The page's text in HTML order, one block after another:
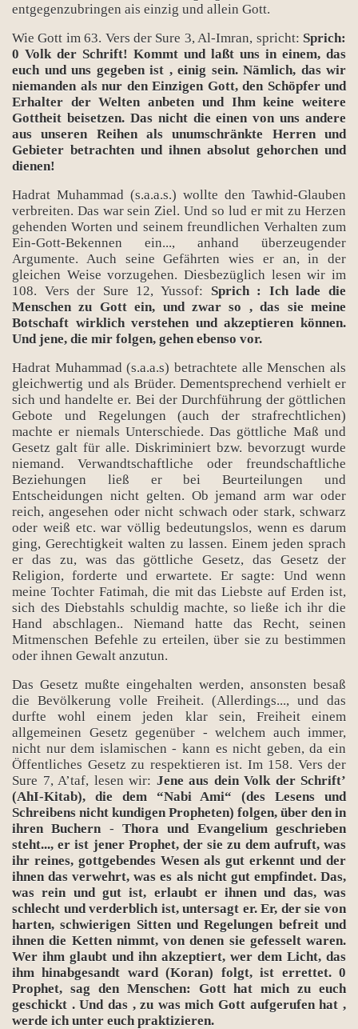
entgegenzubringen ais einzig und allein Gott.
Wie Gott im 63. Vers der Sure 3, Al-Imran, spricht: Sprich:
0 Volk der Schrift! Kommt und laßt uns in einem, das
euch und uns gegeben ist , einig sein. Nämlich, das wir
niemanden als nur den Einzigen Gott, den Schöpfer und
Erhalter der Welten anbeten und Ihm keine weitere
Gottheit beisetzen. Das nicht die einen von uns andere
aus unseren Reihen als unumschränkte Herren und
Gebieter betrachten und ihnen absolut gehorchen und
dienen!
Hadrat Muhammad (s.a.a.s.) wollte den Tawhid-Glauben
verbreiten. Das war sein Ziel. Und so lud er mit zu Herzen
gehenden Worten und seinem freundlichen Verhalten zum
Ein-Gott-Bekennen ein..., anhand überzeugender
Argumente. Auch seine Gefährten wies er an, in der
gleichen Weise vorzugehen. Diesbezüglich lesen wir im
108. Vers der Sure 12, Yussof: Sprich : Ich lade die
Menschen zu Gott ein, und zwar so , das sie meine
Botschaft wirklich verstehen und akzeptieren können.
Und jene, die mir folgen, gehen ebenso vor.
Hadrat Muhammad (s.a.a.s) betrachtete alle Menschen als
gleichwertig und als Brüder. Dementsprechend verhielt er
sich und handelte er. Bei der Durchführung der göttlichen
Gebote und Regelungen (auch der strafrechtlichen)
machte er niemals Unterschiede. Das göttliche Maß und
Gesetz galt für alle. Diskriminiert bzw. bevorzugt wurde
niemand. Verwandtschaftliche oder freundschaftliche
Beziehungen ließ er bei Beurteilungen und
Entscheidungen nicht gelten. Ob jemand arm war oder
reich, angesehen oder nicht schwach oder stark, schwarz
oder weiß etc. war völlig bedeutungslos, wenn es darum
ging, Gerechtigkeit walten zu lassen. Einem jeden sprach
er das zu, was das göttliche Gesetz, das Gesetz der
Religion, forderte und erwartete. Er sagte: Und wenn
meine Tochter Fatimah, die mit das Liebste auf Erden ist,
sich des Diebstahls schuldig machte, so ließe ich ihr die
Hand abschlagen.. Niemand hatte das Recht, seinen
Mitmenschen Befehle zu erteilen, über sie zu bestimmen
oder ihnen Gewalt anzutun.
Das Gesetz mußte eingehalten werden, ansonsten besaß
die Bevölkerung volle Freiheit. (Allerdings..., und das
durfte wohl einem jeden klar sein, Freiheit einem
allgemeinen Gesetz gegenüber - welchem auch immer,
nicht nur dem islamischen - kann es nicht geben, da ein
Öffentliches Gesetz zu respektieren ist. Im 158. Vers der
Sure 7, A’taf, lesen wir: Jene aus dein Volk der Schrift’
(AhI-Kitab), die dem “Nabi Ami“ (des Lesens und
Schreibens nicht kundigen Propheten) folgen, über den in
ihren Buchern -Thora und Evangelium geschrieben
steht..., er ist jener Prophet, der sie zu dem aufruft, was
ihr reines, gottgebendes Wesen als gut erkennt und der
ihnen das verwehrt, was es als nicht gut empfindet. Das,
was rein und gut ist, erlaubt er ihnen und das, was
schlecht und verderblich ist, untersagt er. Er, der sie von
harten, schwierigen Sitten und Regelungen befreit und
ihnen die Ketten nimmt, von denen sie gefesselt waren.
Wer ihm glaubt und ihn akzeptiert, wer dem Licht, das
ihm hinabgesandt ward (Koran) folgt, ist errettet. 0
Prophet, sag den Menschen: Gott hat mich zu euch
geschickt . Und das , zu was mich Gott aufgerufen hat ,
werde ich unter euch praktizieren.